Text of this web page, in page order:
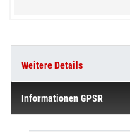
Weitere Details
Informationen GPSR